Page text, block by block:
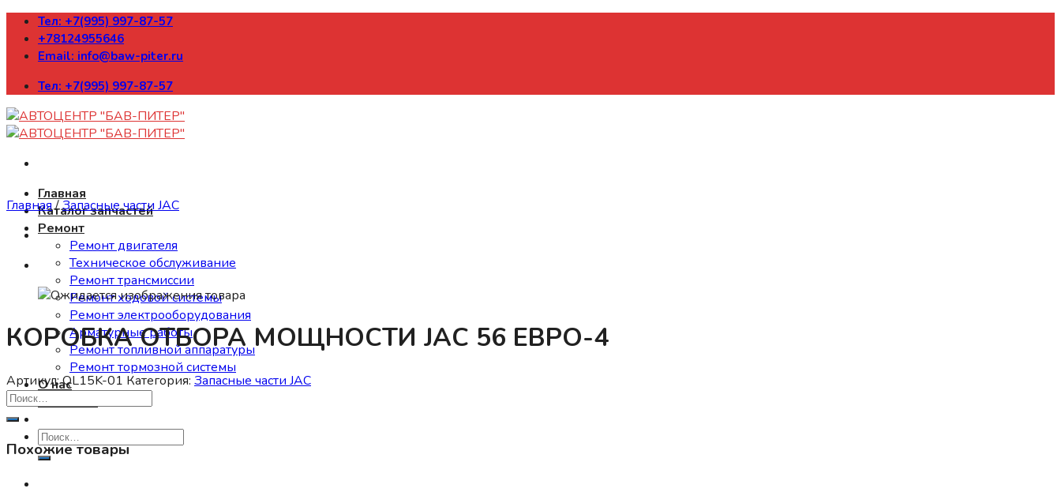
Skip
content
Тел: +7(995) 997-87-57
+78124955646
Email: info@baw-piter.ru
Тел: +7(995) 997-87-57
Главная
Каталог запчастей
Ремонт
Ремонт двигателя
Техническое обслуживание
Ремонт трансмиссии
Ремонт ходовой системы
Ремонт электрооборудования
Арматурные работы
Ремонт топливной аппаратуры
Ремонт тормозной системы
О нас
Контакты
Искать:
Главная/Запасные части JAC
КОРОБКА ОТБОРА МОЩНОСТИ JAC 56 ЕВРО-4
Артикул:QL15K-01 Категория: Запасные части JAC
Похожие товары